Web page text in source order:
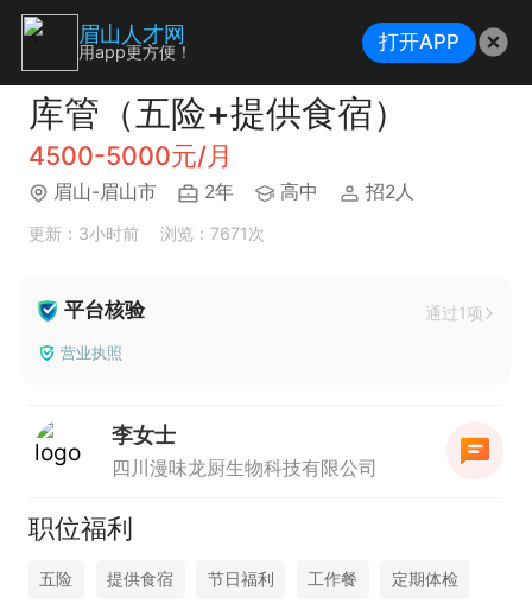
库管（五险+提供食宿）
4500-5000元/月
眉山-眉山市 2年 高中 招2人
更新：3小时前 浏览：7671次
平台核验 通过1项
营业执照
李女士
四川漫味龙厨生物科技有限公司
职位福利
五险 提供食宿 节日福利 工作餐 定期体检
眉山人才网
用app更方便！ 打开APP